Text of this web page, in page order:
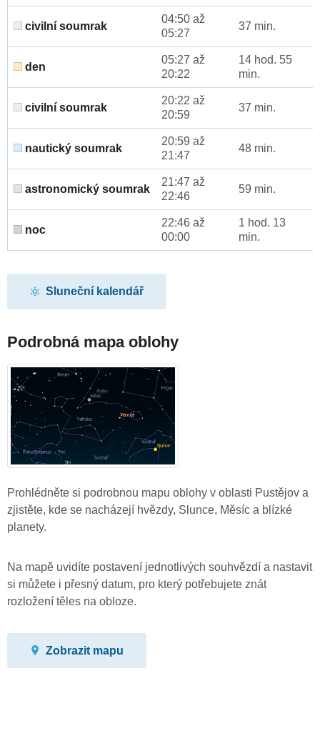
civilní soumrak
04:50 až
05:27
37 min.
den
05:27 až
20:22
14 hod. 55
min.
civilní soumrak
20:22 až
20:59
37 min.
nautický soumrak
20:59 až
21:47
48 min.
astronomický soumrak
21:47 až
22:46
59 min.
noc
22:46 až
00:00
1 hod. 13
min.
Sluneční kalendář
Podrobná mapa oblohy
Prohlédněte si podrobnou mapu oblohy v oblasti Pustějov a
zjistěte, kde se nacházejí hvězdy, Slunce, Měsíc a blízké
planety.
Na mapě uvidíte postavení jednotlivých souhvězdí a nastavit
si můžete i přesný datum, pro který potřebujete znát
rozložení těles na obloze.
Zobrazit mapu